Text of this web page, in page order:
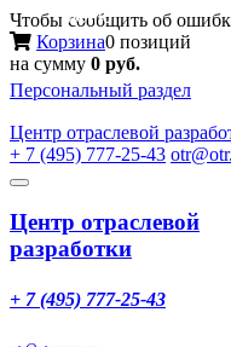
Чтобы сообщить об
Корзина0 позиций
на сумму 0 руб.
Персональный раздел
Центр отраслевой
+ 7 (495) 777-25-43
Toggle
Меню
Центр отраслевой
разработки
+ 7 (495) 777-25-43